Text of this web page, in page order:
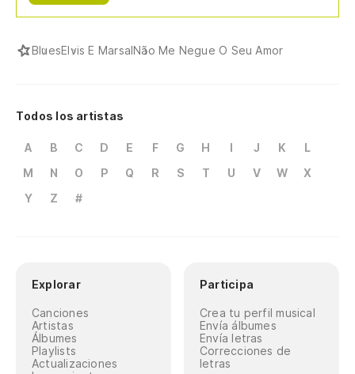
BluesElvis E MarsalNão Me Negue O Seu Amor
Todos los artistas
A B C D E F G H I J K
L
M
N O P Q R S T U V W
X
Y
Z #
Explorar
Canciones
Artistas
Álbumes
Playlists
Actualizaciones
Participa
Crea tu perfil musical
Envía álbumes
Envía letras
Correcciones de
letras